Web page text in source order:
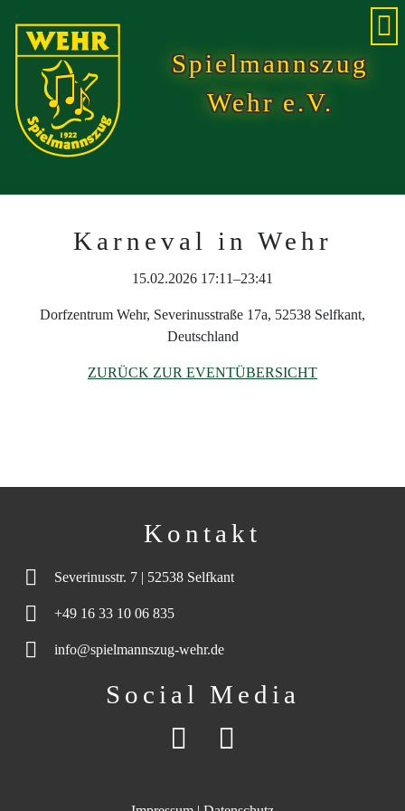
Spielmannszug
Wehr e.V.
Karneval in Wehr
15.02.2026 17:11–23:41
Dorfzentrum Wehr, Severinusstraße 17a, 52538 Selfkant,
Deutschland
ZURÜCK ZUR EVENTÜBERSICHT
Kontakt
Severinusstr. 7 | 52538 Selfkant
+49 16 33 10 06 835
info@spielmannszug-wehr.de
Social Media